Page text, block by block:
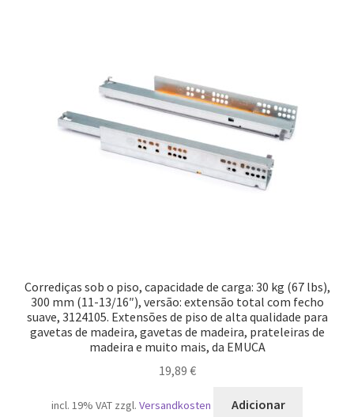
Corrediças sob o piso, capacidade de carga: 30 kg (67 lbs),
300 mm (11-13/16″), versão: extensão total com fecho
suave, 3124105. Extensões de piso de alta qualidade para
gavetas de madeira, gavetas de madeira, prateleiras de
madeira e muito mais, da EMUCA
19,89 €
incl. 19% VAT zzgl. Versandkosten Adicionar